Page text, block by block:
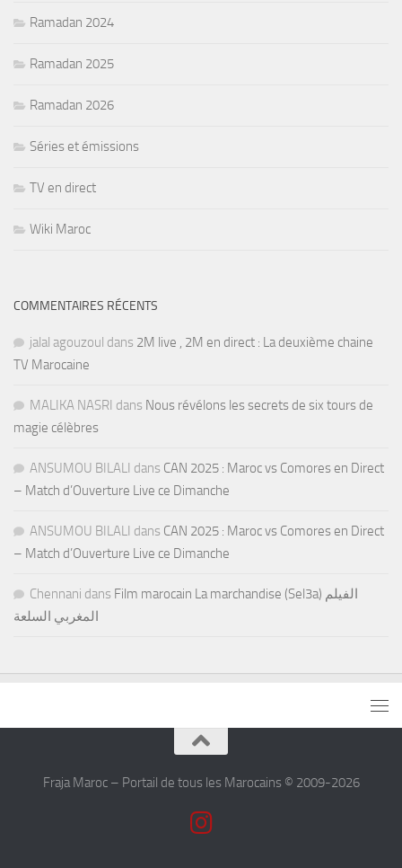
Ramadan 2024
Ramadan 2025
Ramadan 2026
Séries et émissions
TV en direct
Wiki Maroc
COMMENTAIRES RÉCENTS
jalal agouzoul dans 2M live , 2M en direct : La deuxième chaine
TV Marocaine
MALIKA NASRI dans Nous révélons les secrets de six tours de
magie célèbres
ANSUMOU BILALI dans CAN 2025 : Maroc vs Comores en Direct
– Match d’Ouverture Live ce Dimanche
ANSUMOU BILALI dans CAN 2025 : Maroc vs Comores en Direct
– Match d’Ouverture Live ce Dimanche
Chennani dans Film marocain La marchandise (Sel3a) الفيلم
المغربي السلعة
Fraja Maroc – Portail de tous les Marocains © 2009-2026